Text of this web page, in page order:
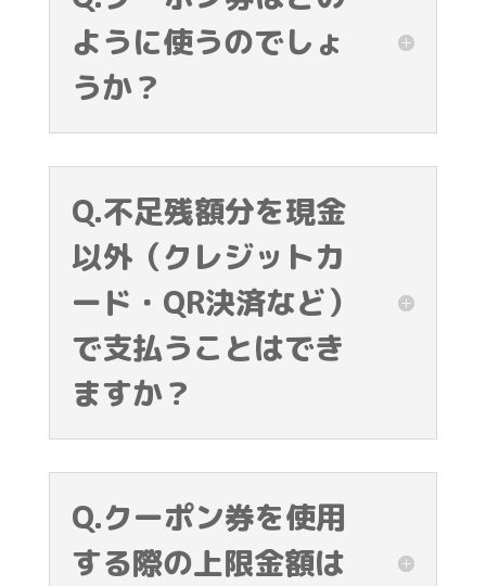
ように使うのでしょ
うか？
Q.不足残額分を現金
以外（クレジットカ
ード・QR決済など）
で支払うことはでき
ますか？
Q.クーポン券を使用
する際の上限金額は